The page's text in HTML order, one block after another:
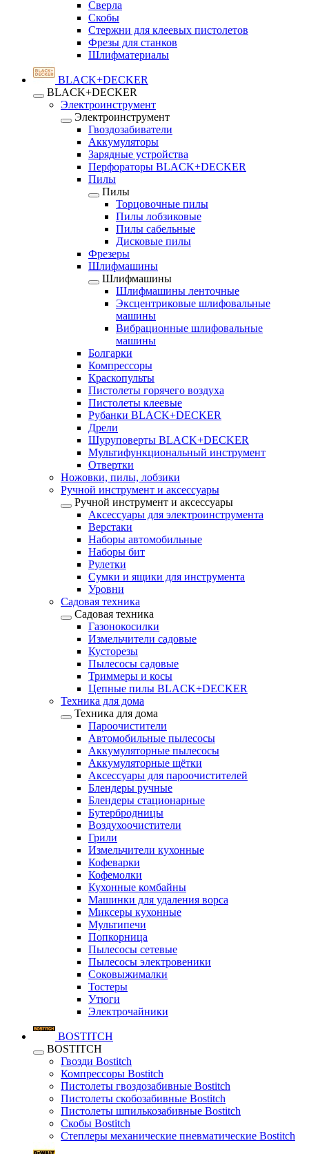
Сверла
Скобы
Стержни для клеевых пистолетов
Фрезы для станков
Шлифматериалы
BLACK+DECKER
BLACK+DECKER
Электроинструмент
Электроинструмент
Гвоздозабиватели
Аккумуляторы
Зарядные устройства
Перфораторы BLACK+DECKER
Пилы
Пилы
Торцовочные пилы
Пилы лобзиковые
Пилы сабельные
Дисковые пилы
Фрезеры
Шлифмашины
Шлифмашины
Шлифмашины ленточные
Эксцентриковые шлифовальные
машины
Вибрационные шлифовальные
машины
Болгарки
Компрессоры
Краскопульты
Пистолеты горячего воздуха
Пистолеты клеевые
Рубанки BLACK+DECKER
Дрели
Шуруповерты BLACK+DECKER
Мультифункциональный инструмент
Отвертки
Ножовки, пилы, лобзики
Ручной инструмент и аксессуары
Ручной инструмент и аксессуары
Аксессуары для электроинструмента
Верстаки
Наборы автомобильные
Наборы бит
Рулетки
Сумки и ящики для инструмента
Уровни
Садовая техника
Садовая техника
Газонокосилки
Измельчители садовые
Кусторезы
Пылесосы садовые
Триммеры и косы
Цепные пилы BLACK+DECKER
Техника для дома
Техника для дома
Пароочистители
Автомобильные пылесосы
Аккумуляторные пылесосы
Аккумуляторные щётки
Аксессуары для пароочистителей
Блендеры ручные
Блендеры стационарные
Бутербродницы
Воздухоочистители
Грили
Измельчители кухонные
Кофеварки
Кофемолки
Кухонные комбайны
Машинки для удаления ворса
Миксеры кухонные
Мультипечи
Попкорница
Пылесосы сетевые
Пылесосы электровеники
Соковыжималки
Тостеры
Утюги
Электрочайники
BOSTITCH
BOSTITCH
Гвозди Bostitch
Компрессоры Bostitch
Пистолеты гвоздозабивные Bostitch
Пистолеты скобозабивные Bostitch
Пистолеты шпилькозабивные Bostitch
Скобы Bostitch
Степлеры механические пневматические Bostitch